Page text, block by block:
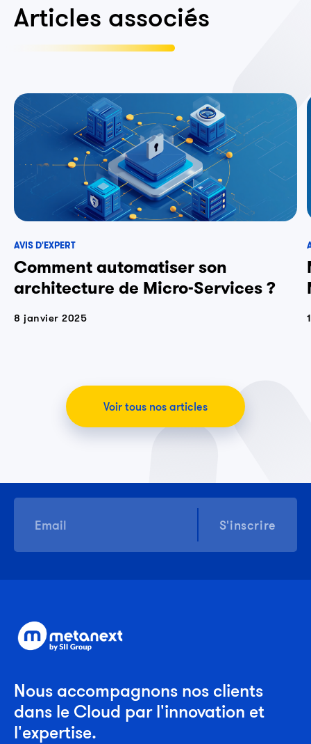
Articles associés
AVIS D'EXPERT
Comment automatiser son
architecture de Micro-Services ?
8 janvier 2025
Voir tous nos articles
S'inscrire
Nous accompagnons nos clients
dans le Cloud par l'innovation et
l'expertise.